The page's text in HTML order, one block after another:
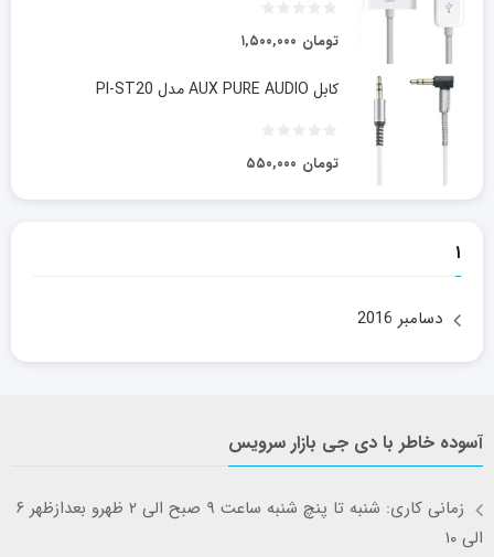
۱,۵۰۰,۰۰۰ تومان
کابل AUX PURE AUDIO مدل PI-ST20
۵۵۰,۰۰۰ تومان
۱
دسامبر 2016
آسوده خاطر با دی جی بازار سرویس
زمانی کاری: شنبه تا پنچ شنبه ساعت ۹ صبح الی ۲ ظهرو بعدازظهر ۶
الی ۱۰